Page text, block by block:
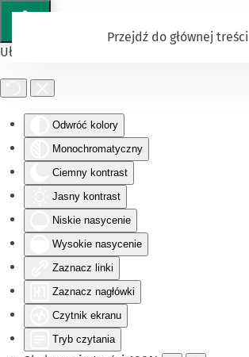
Ułatwienia dostępu
Odwróć kolory
Monochromatyczny
Ciemny kontrast
Jasny kontrast
Niskie nasycenie
Wysokie nasycenie
Zaznacz linki
Zaznacz nagłówki
Czytnik ekranu
Tryb czytania
Przejdź do głównej treści